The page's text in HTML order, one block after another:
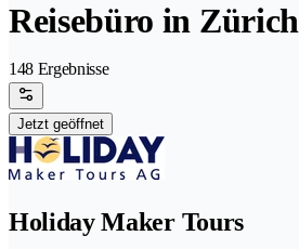
Reisebüro in Zürich
148 Ergebnisse
Jetzt geöffnet
Holiday Maker Tours